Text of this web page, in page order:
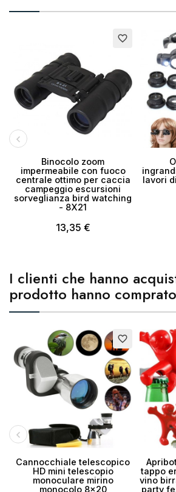
favorite_border
Binocolo zoom
impermeabile con fuoco
centrale ottimo per caccia
campeggio escursioni
sorveglianza bird watching
- 8X21
13,35 €
Esaurito
lavori
I clienti che hanno
prodotto hanno
favorite_border
Cannocchiale telescopico
HD mini telescopio
monoculare mirino
monocolo 8x20
tappo
vino
party
Nome lista dei desideri
Annulla Crea